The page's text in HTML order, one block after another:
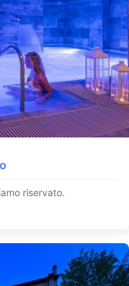
riservato.